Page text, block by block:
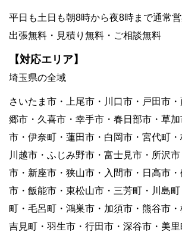
平日も土日も朝8時から夜8時まで通常
出張無料・見積り無料・ご相談無料
【対応エリア】
埼玉県の全域
さいたま市・上尾市・川口市・戸田市
郷市・久喜市・幸手市・春日部市・草加
市・伊奈町・蓮田市・白岡市・宮代町・
川越市・ふじみ野市・富士見市・所沢
市・新座市・狭山市・入間市・日高市
市・飯能市・東松山市・三芳町・川島
町・毛呂町・鴻巣市・加須市・熊谷市・
吉見町・羽生市・行田市・深谷市・美